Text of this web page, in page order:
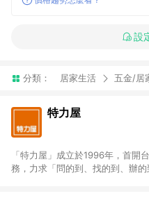
設
分類： 居家生活 五金/居
特力屋
「特力屋」成立於1996年，首開
務，力求「問的到、找的到、辦